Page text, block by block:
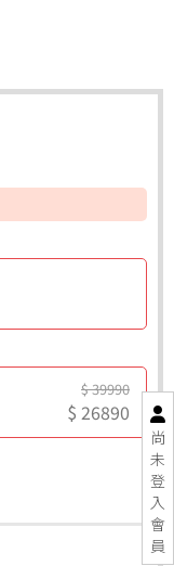
尚
未
登
入
會
員
$ 39990
$ 26890